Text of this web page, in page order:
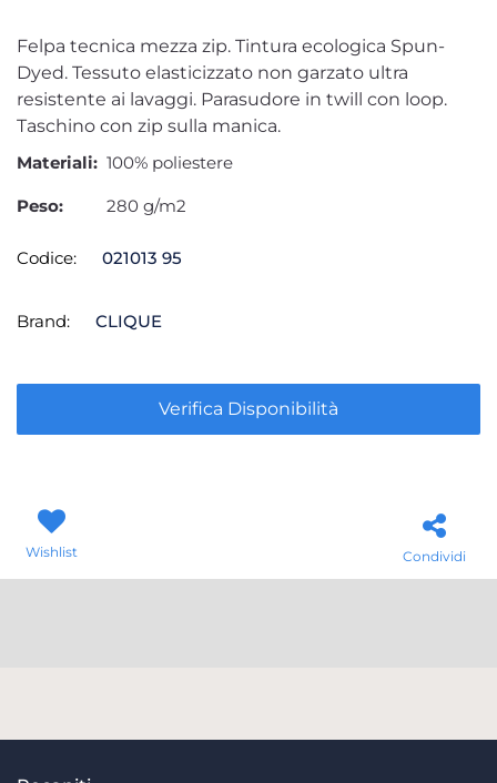
Felpa tecnica mezza zip. Tintura ecologica Spun-
Dyed. Tessuto elasticizzato non garzato ultra
resistente ai lavaggi. Parasudore in twill con loop.
Taschino con zip sulla manica.
Materiali: 100% poliestere
Peso: 280 g/m2
Codice: 021013 95
Brand: CLIQUE
Verifica Disponibilità
Wishlist Condividi